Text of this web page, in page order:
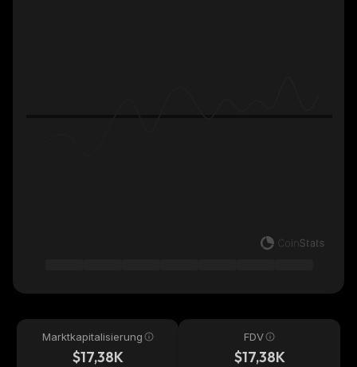
Marktkapitalisierung
$17,38K
FDV
$17,38K